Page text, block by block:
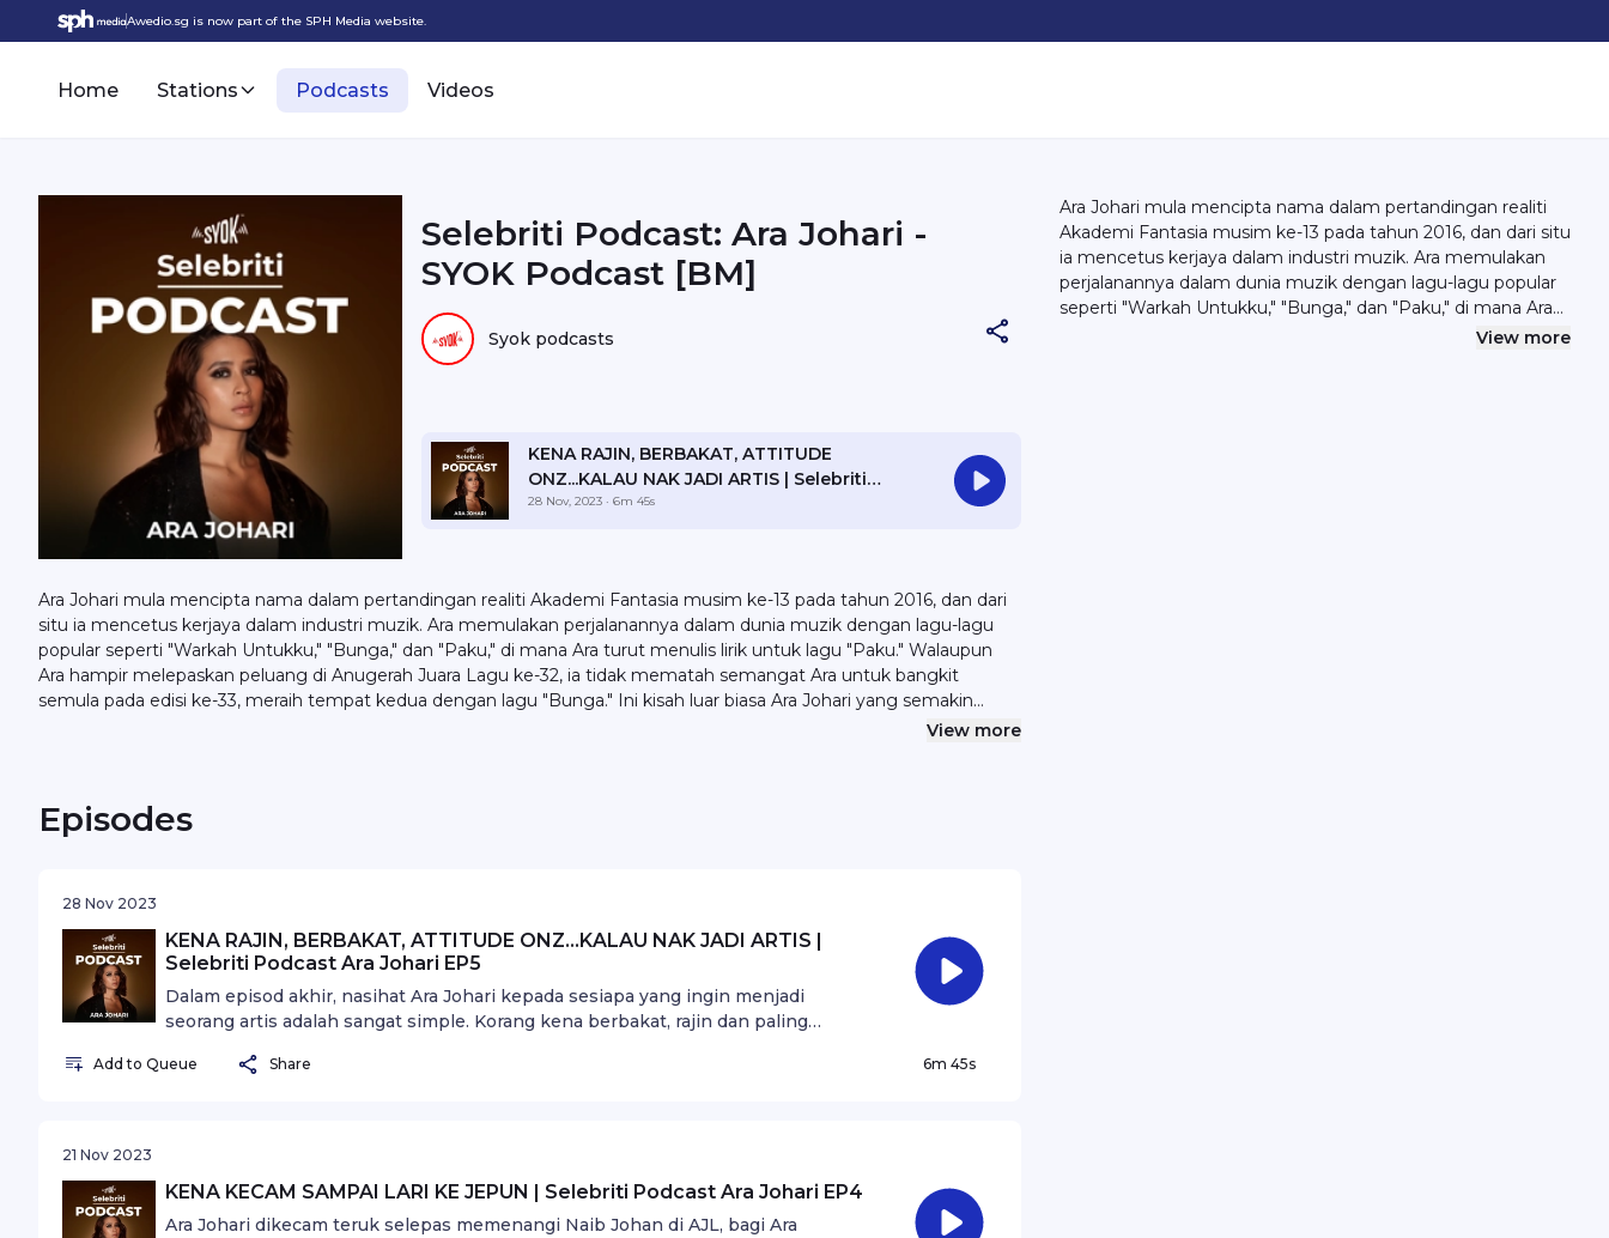
Awedio.sg is now part of the SPH Media website.
Home Stations Podcasts Videos
Selebriti Podcast: Ara Johari -
SYOK Podcast [BM]
Syok podcasts
KENA RAJIN, BERBAKAT, ATTITUDE
ONZ...KALAU NAK JADI ARTIS | Selebriti
Podcast Ara Johari EP5
28 Nov, 2023 · 6m 45s
Ara Johari mula mencipta nama dalam pertandingan realiti Akademi Fantasia musim ke-13 pada tahun 2016, dan dari
situ ia mencetus kerjaya dalam industri muzik. Ara memulakan perjalanannya dalam dunia muzik dengan lagu-lagu
popular seperti "Warkah Untukku," "Bunga," dan "Paku," di mana Ara turut menulis lirik untuk lagu "Paku." Walaupun
Ara hampir melepaskan peluang di Anugerah Juara Lagu ke-32, ia tidak mematah semangat Ara untuk bangkit
semula pada edisi ke-33, meraih tempat kedua dengan lagu "Bunga." Ini kisah luar biasa Ara Johari yang semakin
meningkat naik dalam industri muzik Malaysia. Nak sponsor atau kolaborasi? Emel hello@syok.my atau WhatsApp
View more
Episodes
28 Nov 2023
KENA RAJIN, BERBAKAT, ATTITUDE ONZ...KALAU NAK JADI ARTIS |
Selebriti Podcast Ara Johari EP5
Dalam episod akhir, nasihat Ara Johari kepada sesiapa yang ingin menjadi
seorang artis adalah sangat simple. Korang kena berbakat, rajin dan paling
memang susah!
Add to Queue Share 6m 45s
21 Nov 2023
KENA KECAM SAMPAI LARI KE JEPUN | Selebriti Podcast Ara Johari EP4
Ara Johari dikecam teruk selepas memenangi Naib Johan di AJL, bagi Ara
Ara Johari mula mencipta nama dalam pertandingan realiti
Akademi Fantasia musim ke-13 pada tahun 2016, dan dari situ
ia mencetus kerjaya dalam industri muzik. Ara memulakan
perjalanannya dalam dunia muzik dengan lagu-lagu popular
seperti "Warkah Untukku," "Bunga," dan "Paku," di mana Ara
turut menulis lirik untuk lagu "Paku." Walaupun Ara hampir
View more